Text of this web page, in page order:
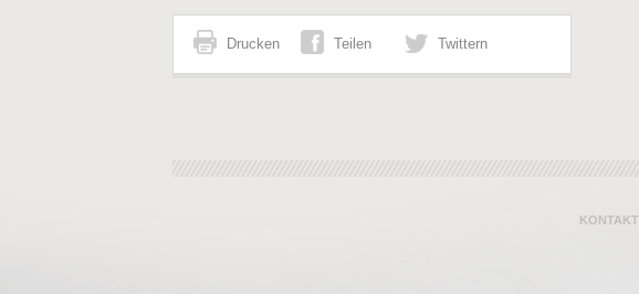
Drucken Teilen Twittern
KONTAKT